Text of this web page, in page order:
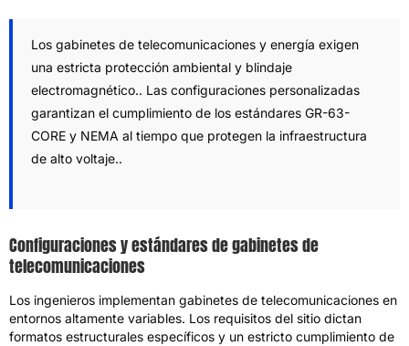
Los gabinetes de telecomunicaciones y energía exigen
una estricta protección ambiental y blindaje
electromagnético.. Las configuraciones personalizadas
garantizan el cumplimiento de los estándares GR-63-
CORE y NEMA al tiempo que protegen la infraestructura
de alto voltaje..
Configuraciones y estándares de gabinetes de
telecomunicaciones
Los ingenieros implementan gabinetes de telecomunicaciones en
entornos altamente variables. Los requisitos del sitio dictan
formatos estructurales específicos y un estricto cumplimiento de